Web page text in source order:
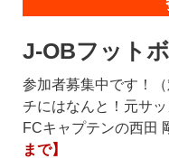
J-OBフット
参加者募集中です！
チにはなんと！元サ
FCキャプテンの西田
まで】